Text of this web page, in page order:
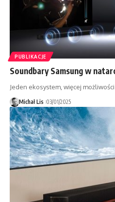
PUBLIKACJE
Soundbary Samsung w
Jeden ekosystem, więcej możliwości
Michał Lis 03/01/2025